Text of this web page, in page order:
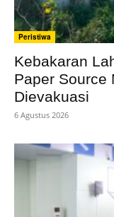
Peristiwa
Kebakaran
Paper Source
Dievakuasi
6 Agustus 2026